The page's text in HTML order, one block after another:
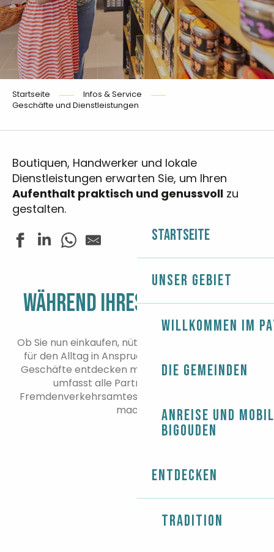
Startseite
Unser Gebiet
Willkommen im
Die Gemeinden
Anreise und
Bigouden
Entdecken
Tradition
Startseite
Infos & Service
Geschäfte und Dienstleistungen
Boutiquen, Handwerker und lokale
Dienstleistungen erwarten Sie, um Ihren
Aufenthalt praktisch und genussvoll zu
gestalten.
WÄHREND IHRES AUFENTHALTS
Ob Sie nun einkaufen, nützliche
für den Alltag in Anspruch nehmen oder
Geschäfte entdecken möchten, unsere Auswahl
umfasst alle Partnergeschäfte des
Fremdenverkehrsamtes, die das Gebiet lebendig
machen.